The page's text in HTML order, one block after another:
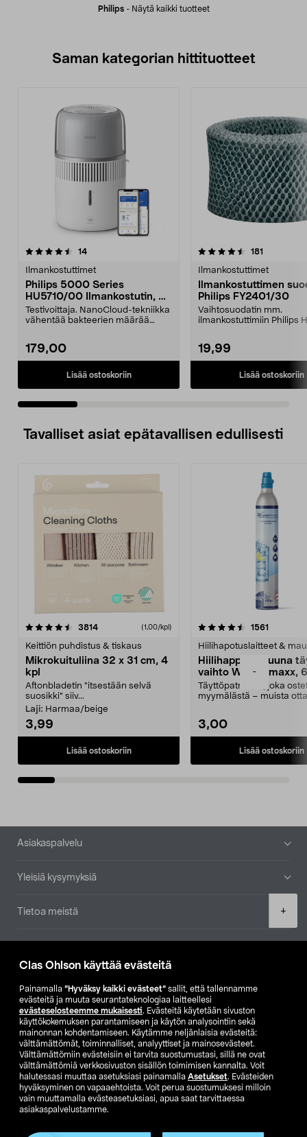
Clas Ohlson käyttää evästeitä
Painamalla ”Hyväksy kaikki evästeet” sallit, että tallennamme
evästeitä ja muuta seurantateknologiaa laitteellesi
evästeselosteemme mukaisesti. Evästeitä käytetään sivuston
käyttökokemuksen parantamiseen ja käytön analysointiin sekä
mainonnan kohdentamiseen. Käytämme neljänlaisia evästeitä:
välttämättömät, toiminnalliset, analyyttiset ja mainosevästeet.
Välttämättömiin evästeisiin ei tarvita suostumustasi, sillä ne ovat
välttämättömiä verkkosivuston sisällön toimimisen kannalta. Voit
halutessasi muuttaa asetuksiasi painamalla Asetukset. Evästeiden
hyväksyminen on vapaaehtoista. Voit perua suostumuksesi milloin
vain muuttamalla evästeasetuksiasi, apua saat tarvittaessa
asiakaspalvelustamme.
-
+
Philips- Näytä kaikki tuotteet
Saman kategorian hittituotteet
14arvostelut
Ilmankostuttimet
Philips 5000 Series
HU5710/00 Ilmankostutin, 56
m2
Testivoittaja. NanoCloud-tekniikka
vähentää bakteerien määrää
179,00
Lisää ostoskoriin
4.5 viidestä
181
Ilmankostuttimet
Ilmankostuttimen
Philips FY2401/30
Vaihtosuodatin mm.
ilmankostuttimiin Philips
19,99
Lisää ostoskoriin
4.0 viidestä
Tavalliset asiat epätavallisen edullisesti
3814arvostelut (1,00/kpl)
Keittiön puhdistus & tiskaus
Mikrokuituliina 32 x 31 cm, 4
kpl
Aftonbladetin "itsestään selvä
suosikki" siiv...
Laji: Harmaa/beige
3,99
Lisää ostoskoriin
4.5viidestä
1561
Hiilihapotuslaitteet &
Hiilihappopatruuna
vaihto Wassermaxx,
Täyttöpatruuna, joka
myymälästä – muista
3,00
Lisää ostoskoriin
4.5viidestä
Alatunniste
Asiakaspalvelu
Yleisiä kysymyksiä
Tietoa meistä
Etsi myymälä
SE NO FI
FI SV